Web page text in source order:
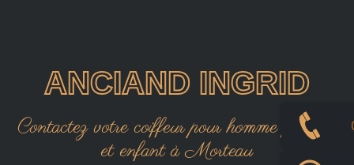
ANCIAND INGRID
Contactez votre coiffeur pour homme femme
et enfant à Morteau